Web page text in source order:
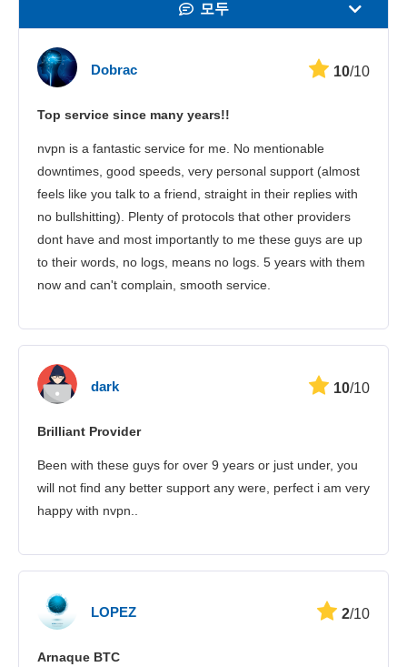
모두
고객 서비스
Dobrac 10/10
Top service since many years!!
nvpn is a fantastic service for me. No mentionable
downtimes, good speeds, very personal support (almost
feels like you talk to a friend, straight in their replies with
no bullshitting). Plenty of protocols that other providers
dont have and most importantly to me these guys are up
to their words, no logs, means no logs. 5 years with them
now and can't complain, smooth service.
dark 10/10
Brilliant Provider
Been with these guys for over 9 years or just under, you
will not find any better support any were, perfect i am very
happy with nvpn..
LOPEZ 2/10
Arnaque BTC